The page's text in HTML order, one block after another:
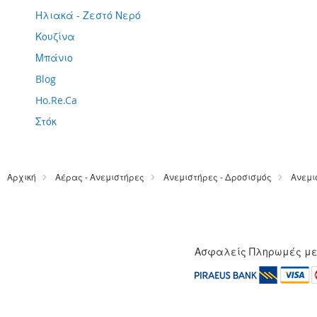
Ηλιακά - Ζεστό Νερό
Κουζίνα
Μπάνιο
Blog
Ho.Re.Ca
Στόκ
Αρχική Αέρας - Ανεμιστήρες Ανεμιστήρες - Δροσισμός
Ασφαλείς Πληρωμές με